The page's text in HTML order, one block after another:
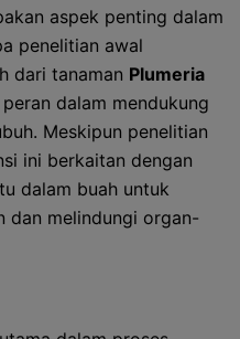
aspek penting dalam
penelitian awal
dari tanaman Plumeria
dalam mendukung
Meskipun penelitian
ini berkaitan dengan
dalam buah untuk
dan melindungi organ-